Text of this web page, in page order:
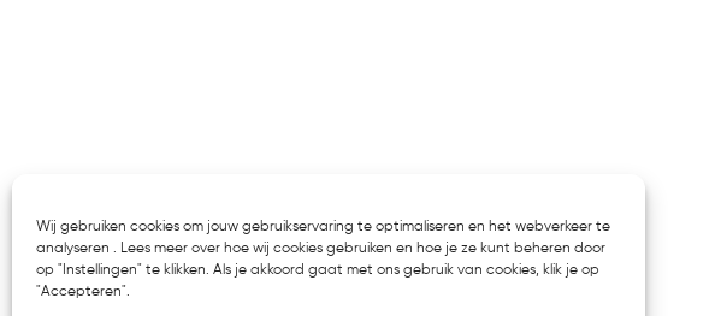
Wij gebruiken cookies om jouw gebruikservaring te optimaliseren en het webverkeer te
analyseren . Lees meer over hoe wij cookies gebruiken en hoe je ze kunt beheren door
op "Instellingen" te klikken. Als je akkoord gaat met ons gebruik van cookies, klik je op
"Accepteren".